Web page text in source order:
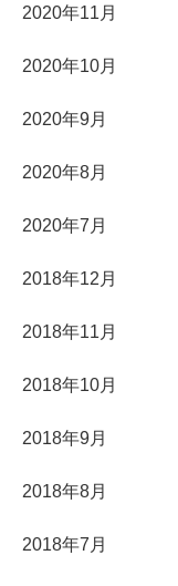
2020年11月
2020年10月
2020年9月
2020年8月
2020年7月
2018年12月
2018年11月
2018年10月
2018年9月
2018年8月
2018年7月